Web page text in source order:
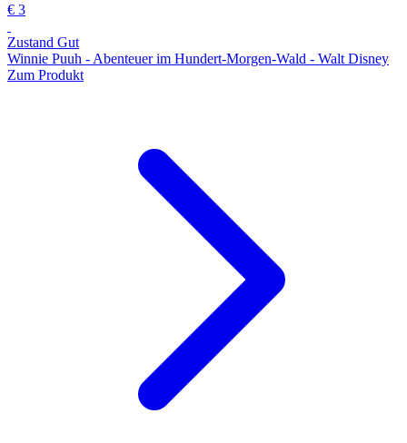
€ 3
Zustand Gut
Winnie Puuh - Abenteuer im Hundert-Morgen-Wald - Walt Disney
Zum Produkt